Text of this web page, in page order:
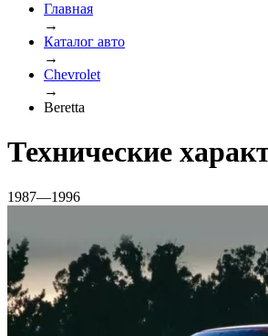
Главная
→
Каталог авто
→
Chevrolet
→
Beretta
Технические
1987—1996